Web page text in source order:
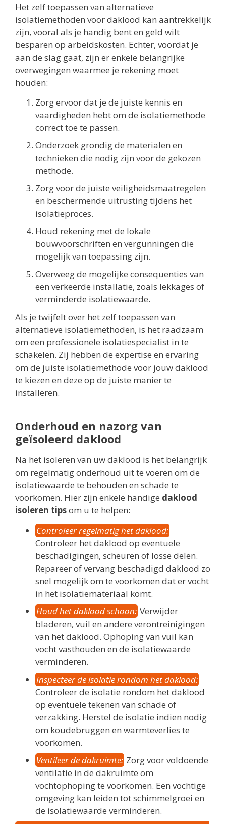
Het zelf toepassen van alternatieve
isolatiemethoden voor daklood kan aantrekkelijk
zijn, vooral als je handig bent en geld wilt
besparen op arbeidskosten. Echter, voordat je
aan de slag gaat, zijn er enkele belangrijke
overwegingen waarmee je rekening moet
houden:
Zorg ervoor dat je de juiste kennis en
vaardigheden hebt om de isolatiemethode
correct toe te passen.
Onderzoek grondig de materialen en
technieken die nodig zijn voor de gekozen
methode.
Zorg voor de juiste veiligheidsmaatregelen
en beschermende uitrusting tijdens het
isolatieproces.
Houd rekening met de lokale
bouwvoorschriften en vergunningen die
mogelijk van toepassing zijn.
Overweeg de mogelijke consequenties van
een verkeerde installatie, zoals lekkages of
verminderde isolatiewaarde.
Als je twijfelt over het zelf toepassen van
alternatieve isolatiemethoden, is het raadzaam
om een professionele isolatiespecialist in te
schakelen. Zij hebben de expertise en ervaring
om de juiste isolatiemethode voor jouw daklood
te kiezen en deze op de juiste manier te
installeren.
Onderhoud en nazorg van
geïsoleerd daklood
Na het isoleren van uw daklood is het belangrijk
om regelmatig onderhoud uit te voeren om de
isolatiewaarde te behouden en schade te
voorkomen. Hier zijn enkele handige daklood
isoleren tipsom u te helpen:
Controleer regelmatig het daklood:
Controleer het daklood op eventuele
beschadigingen, scheuren of losse delen.
Repareer of vervang beschadigd daklood zo
snel mogelijk om te voorkomen dat er vocht
in het isolatiemateriaal komt.
Houd het daklood schoon: Verwijder
bladeren, vuil en andere verontreinigingen
van het daklood. Ophoping van vuil kan
vocht vasthouden en de isolatiewaarde
verminderen.
Inspecteer de isolatie rondom het daklood:
Controleer de isolatie rondom het daklood
op eventuele tekenen van schade of
verzakking. Herstel de isolatie indien nodig
om koudebruggen en warmteverlies te
voorkomen.
Ventileer de dakruimte: Zorg voor voldoende
ventilatie in de dakruimte om
vochtophoping te voorkomen. Een vochtige
omgeving kan leiden tot schimmelgroei en
de isolatiewaarde verminderen.